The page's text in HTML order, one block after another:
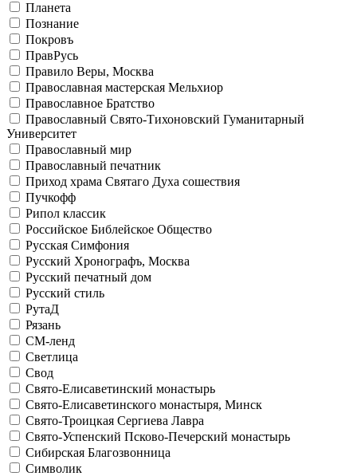
Планета
Познание
Покровъ
ПравРусь
Правило Веры, Москва
Православная мастерская Мельхиор
Православное Братство
Православный Свято-Тихоновский Гуманитарный
Университет
Православный мир
Православный печатник
Приход храма Святаго Духа сошествия
Пучкофф
Рипол классик
Российское Библейское Общество
Русская Симфония
Русский Хронографъ, Москва
Русский печатный дом
Русский стиль
РутаД
Рязань
СМ-ленд
Светлица
Свод
Свято-Елисаветинский монастырь
Свято-Елисаветинского монастыря, Минск
Свято-Троицкая Сергиева Лавра
Свято-Успенский Псково-Печерский монастырь
Сибирская Благозвонница
Символик